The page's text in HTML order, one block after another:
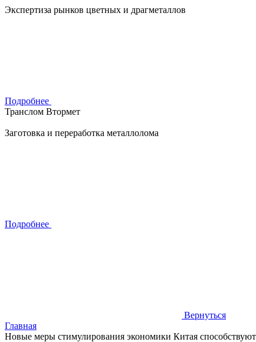
Экспертиза рынков цветных и драгметаллов
Подробнее
Транслом Втормет
Заготовка и переработка металлолома
Подробнее
Вернуться
Главная
Новые меры стимулирования экономики Китая